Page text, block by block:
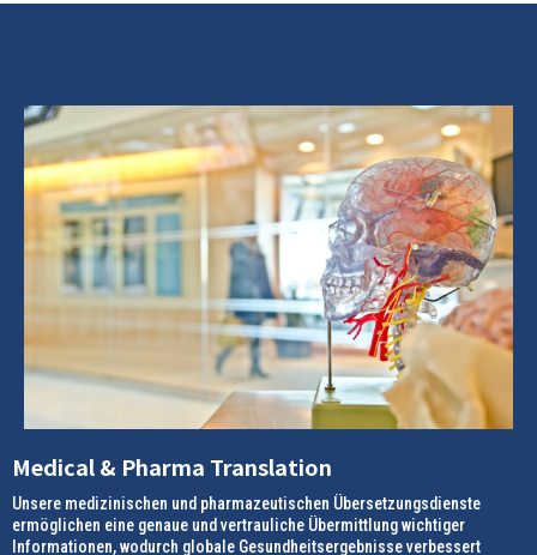
Medical & Pharma Translation
Unsere medizinischen und pharmazeutischen Übersetzungsdienste
ermöglichen eine genaue und vertrauliche Übermittlung wichtiger
Informationen, wodurch globale Gesundheitsergebnisse verbessert